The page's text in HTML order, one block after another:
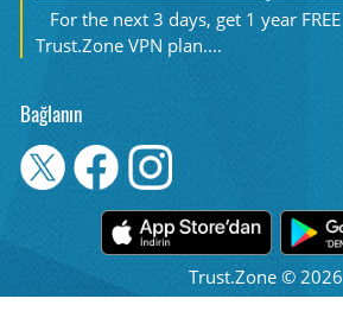
For the next 3 days, get 1 year
Trust.Zone VPN plan....
Bağlanın
Trust.Zone © 2026